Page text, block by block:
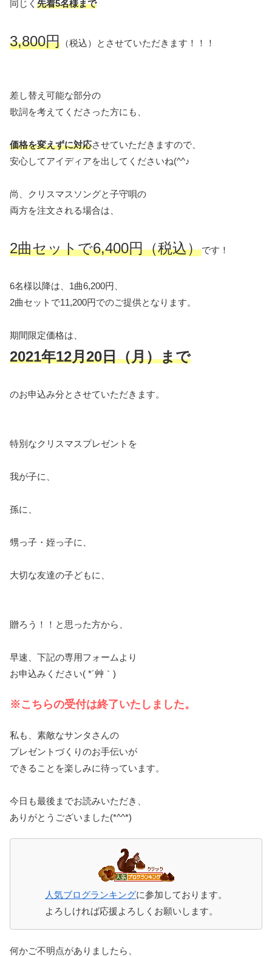
同じく 先着5名様まで
3,800円 （税込）とさせていただきます！！！
差し替え可能な部分の
歌詞を考えてくださった方にも、
価格を変えずに対応させていただきますので、
安心してアイディアを出してくださいね(^^♪
尚、クリスマスソングと子守唄の
両方を注文される場合は、
2曲セットで6,400円（税込）です！
6名様以降は、1曲6,200円、
2曲セットで11,200円でのご提供となります。
期間限定価格は、
2021年12月20日（月）まで
のお申込み分とさせていただきます。
特別なクリスマスプレゼントを
我が子に、
孫に、
甥っ子・姪っ子に、
大切な友達の子どもに、
贈ろう！！と思った方から、
早速、下記の専用フォームより
お申込みください( *´艸｀)
※こちらの受付は終了いたしました。
私も、素敵なサンタさんの
プレゼントづくりのお手伝いが
できることを楽しみに待っています。
今日も最後までお読みいただき、
ありがとうございました(*^^*)
人気ブログランキングに参加しております。
よろしければ応援よろしくお願いします。
何かご不明点がありましたら、